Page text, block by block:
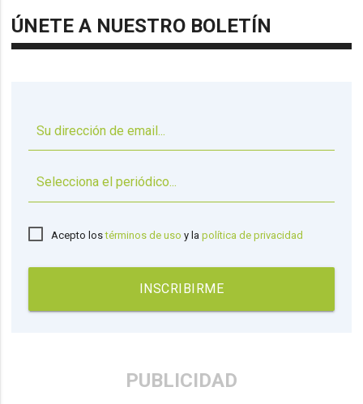
ÚNETE A NUESTRO BOLETÍN
Acepto lostérminos de uso y lapolítica de privacidad
INSCRIBIRME
PUBLICIDAD